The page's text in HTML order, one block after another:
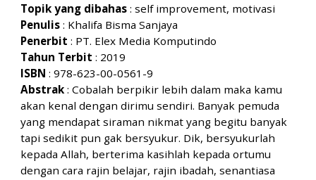
Topik yang dibahas :self improvement, motivasi
Penulis : Khalifa Bisma Sanjaya
Penerbit : PT. Elex Media Komputindo
Tahun Terbit : 2019
ISBN :978-623-00-0561-9
Abstrak :Cobalah berpikir lebih dalam maka kamu
akan kenal dengan dirimu sendiri. Banyak pemuda
yang mendapat siraman nikmat yang begitu banyak
tapi sedikit pun gak bersyukur. Dik, bersyukurlah
kepada Allah, berterima kasihlah kepada ortumu
dengan cara rajin belajar, rajin ibadah, senantiasa